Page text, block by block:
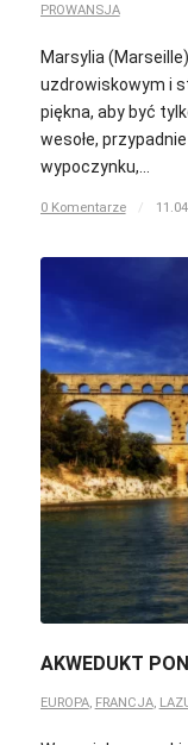
PROWANSJA
Marsylia
uzdrowiskowym i
piękna, aby być
wesołe,
wypoczynku,…
0 Komentarze /
AKWEDUKT
EUROPA, FRANCJA,